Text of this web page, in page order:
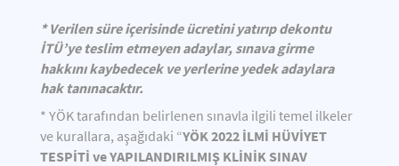
* Verilen süre içerisinde ücretini yatırıp dekontu
İTÜ’ye teslim etmeyen adaylar, sınava girme
hakkını kaybedecek ve yerlerine yedek adaylara
hak tanınacaktır.
* YÖK tarafından belirlenen sınavla ilgili temel ilkeler
ve kurallara, aşağıdaki “YÖK 2022 İLMİ HÜVİYET
TESPİTİ ve YAPILANDIRILMIŞ KLİNİK SINAV